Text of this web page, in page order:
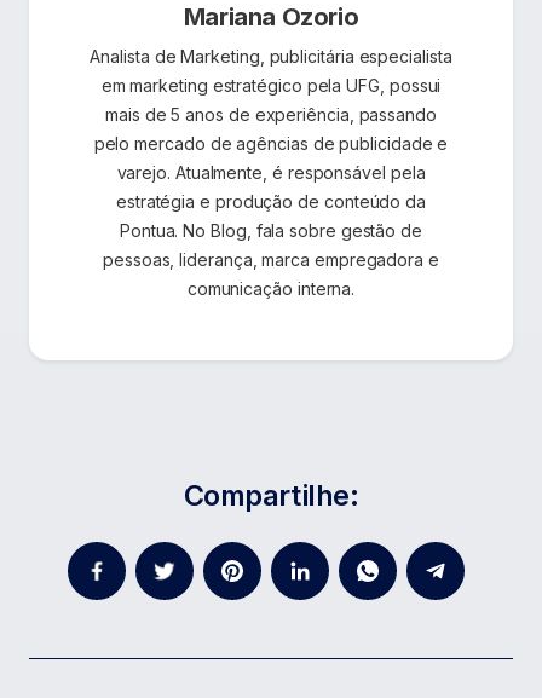
Mariana Ozorio
Analista de Marketing, publicitária especialista
em marketing estratégico pela UFG, possui
mais de 5 anos de experiência, passando
pelo mercado de agências de publicidade e
varejo. Atualmente, é responsável pela
estratégia e produção de conteúdo da
Pontua. No Blog, fala sobre gestão de
pessoas, liderança, marca empregadora e
comunicação interna.
Compartilhe: